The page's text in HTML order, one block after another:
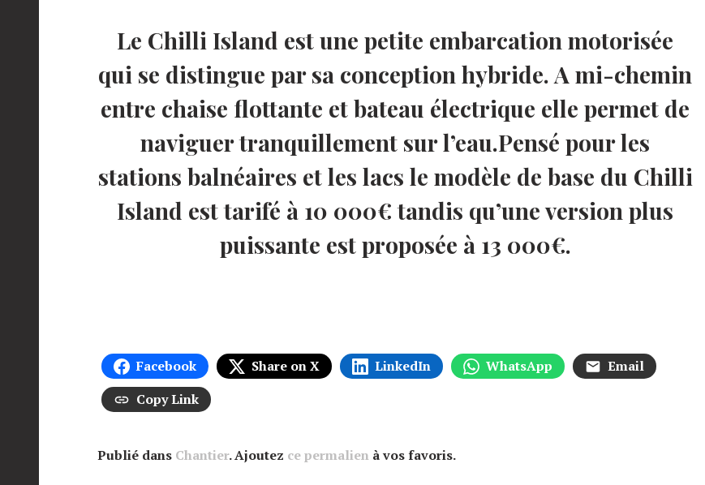
Le Chilli Island est une petite embarcation motorisée
qui se distingue par sa conception hybride. A mi-chemin
entre chaise flottante et bateau électrique elle permet de
naviguer tranquillement sur l’eau.Pensé pour les
stations balnéaires et les lacs le modèle de base du Chilli
Island est tarifé à 10 000€ tandis qu’une version plus
puissante est proposée à 13 000€.
Facebook Share on X LinkedIn WhatsApp
Email
Copy Link
Publié dans Chantier. Ajoutez ce permalien à vos favoris.